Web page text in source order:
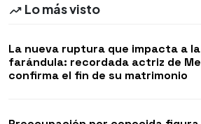
Lo más visto
La nueva ruptura que impacta a la
farándula: recordada actriz de
confirma el fin de su matrimonio